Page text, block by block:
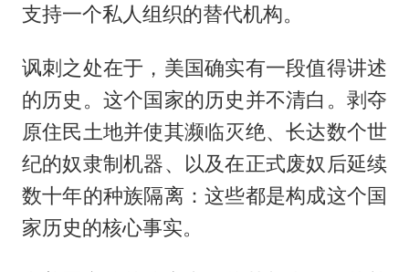
支持一个私人组织的替代机构。
讽刺之处在于，美国确实有一段值得讲述
的历史。这个国家的历史并不清白。剥夺
原住民土地并使其濒临灭绝、长达数个世
纪的奴隶制机器、以及在正式废奴后延续
数十年的种族隔离：这些都是构成这个国
家历史的核心事实。